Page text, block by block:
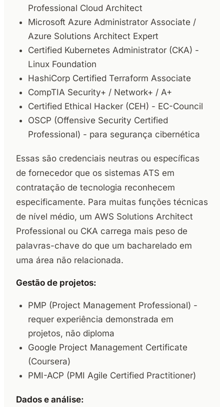
Professional Cloud Architect
Microsoft Azure Administrator Associate /
Azure Solutions Architect Expert
Certified Kubernetes Administrator (CKA) -
Linux Foundation
HashiCorp Certified Terraform Associate
CompTIA Security+ / Network+ / A+
Certified Ethical Hacker (CEH) - EC-Council
OSCP (Offensive Security Certified
Professional) - para segurança cibernética
Essas são credenciais neutras ou específicas
de fornecedor que os sistemas ATS em
contratação de tecnologia reconhecem
especificamente. Para muitas funções técnicas
de nível médio, um AWS Solutions Architect
Professional ou CKA carrega mais peso de
palavras-chave do que um bacharelado em
uma área não relacionada.
Gestão de projetos:
PMP (Project Management Professional) -
requer experiência demonstrada em
projetos, não diploma
Google Project Management Certificate
(Coursera)
PMI-ACP (PMI Agile Certified Practitioner)
Dados e análise: